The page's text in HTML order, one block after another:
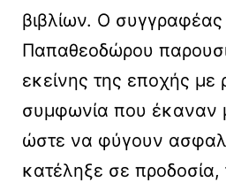
βιβλίων. Ο
Παπαθεοδώρου
εκείνης της εποχής με
συμφωνία που έκαναν
ώστε να φύγουν
κατέληξε σε προδοσία,